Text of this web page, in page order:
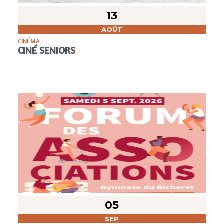
13
AOÛT
CINÉMA
CINÉ SENIORS
05
SEP